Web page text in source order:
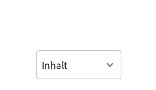
Inhalt